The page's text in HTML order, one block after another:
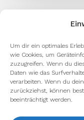
Um dir ein optimales
wie Cookies, um
zuzugreifen. Wenn du
Daten wie das
verarbeiten. Wenn du
zurückziehst, können
beeinträchtigt werden.